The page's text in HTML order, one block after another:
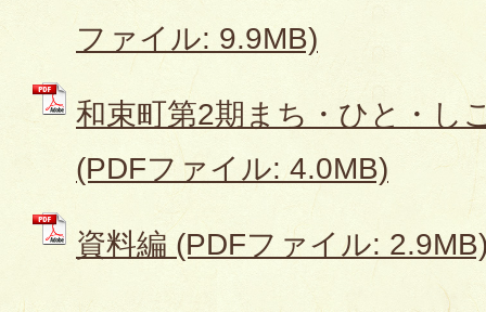
ファイル: 9.9MB)
和束町第2期まち・ひと・し
(PDFファイル: 4.0MB)
資料編 (PDFファイル: